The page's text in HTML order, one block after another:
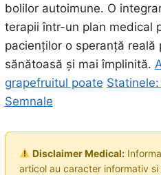
bolilor autoimune. O
terapii într-un plan medical
pacienților o speranță reală
sănătoasă și mai împlinită.
grapefruitul poate
Semnale
Disclaimer Medical:
articol au caracter informativ si